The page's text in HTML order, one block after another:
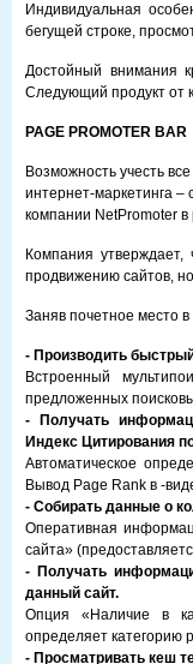
Индивидуальная
бегущей строке,
Достойный внимания
Следующий продукт от
PAGE PROMOTER BAR
Возможность учесть
интернет-маркетинга –
компании NetPromoter в
Компания
продвижению сайтов,
Заняв почетное место
- Производить
Встроенный
предложенных
- Получать
Индекс Цитирования
Автоматическое
Вывод Page Rank в -
- Собирать данные о
Оперативная
сайта»
- Получать
данный сайт.
Опция «Наличие в
определяет категорию
- Просматривать кеш